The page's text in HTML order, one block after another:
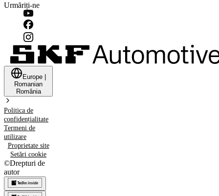
Urmăriți-ne
Europe
Romanian
România
Politica de
confidențialitate
Termeni de
utilizare
Proprietate site
Setări cookie
©Drepturi de
autor